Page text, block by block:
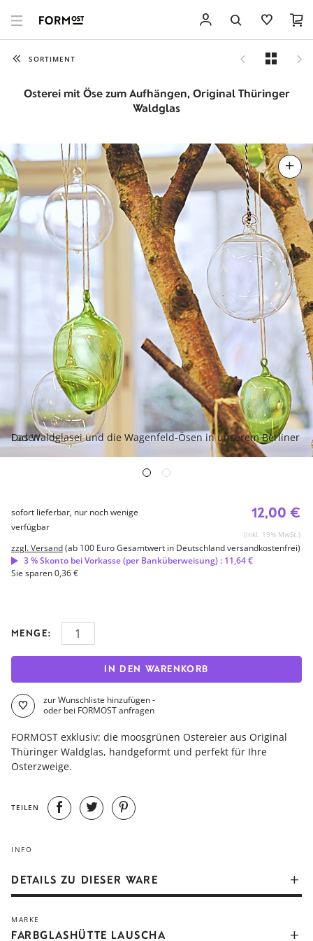
SORTIMENT
Osterei mit Öse zum Aufhängen, Original Thüringer
Waldglas
Das Waldglasei und die Wagenfeld-Ösen in unserem Berliner Laden
12,00 €
(inkl. 19% MwSt.)
sofort lieferbar, nur noch wenige
verfügbar
zzgl. Versand(ab 100 Euro Gesamtwert in Deutschland versandkostenfrei)
3 % Skonto bei Vorkasse (per Banküberweisung) : 11,64 €
Sie sparen 0,36 €
MENGE:
IN DEN WARENKORB
zur Wunschliste hinzufügen -
oder bei FORMOST anfragen
FORMOST exklusiv: die moosgrünen Ostereier aus Original
Thüringer Waldglas, handgeformt und perfekt für Ihre
Osterzweige.
TEILEN
INFO
DETAILS ZU DIESER WARE
MARKE
FARBGLASHÜTTE LAUSCHA